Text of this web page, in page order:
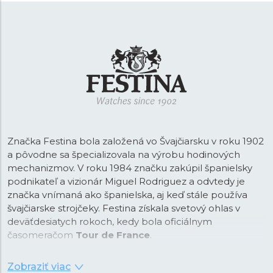
Značka Festina bola založená vo Švajčiarsku v roku 1902
a pôvodne sa špecializovala na výrobu hodinových
mechanizmov. V roku 1984 značku zakúpil španielsky
podnikateľ a vizionár Miguel Rodriguez a odvtedy je
značka vnímaná ako španielska, aj keď stále používa
švajčiarske strojčeky. Festina získala svetový ohlas v
deväťdesiatych rokoch, kedy bola oficiálnym
časomeračom Tour de France.
Zobraziť viac